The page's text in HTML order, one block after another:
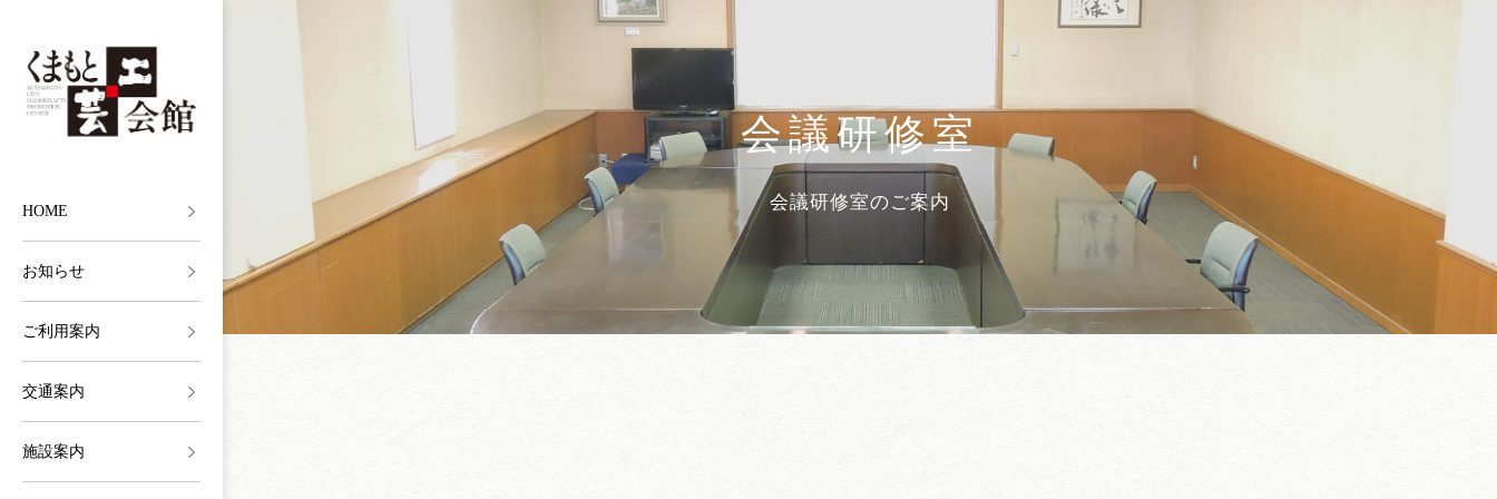
HOME
お知らせ
ご利用案内
交通案内
施設案内
会議研修室
会議研修室のご案内